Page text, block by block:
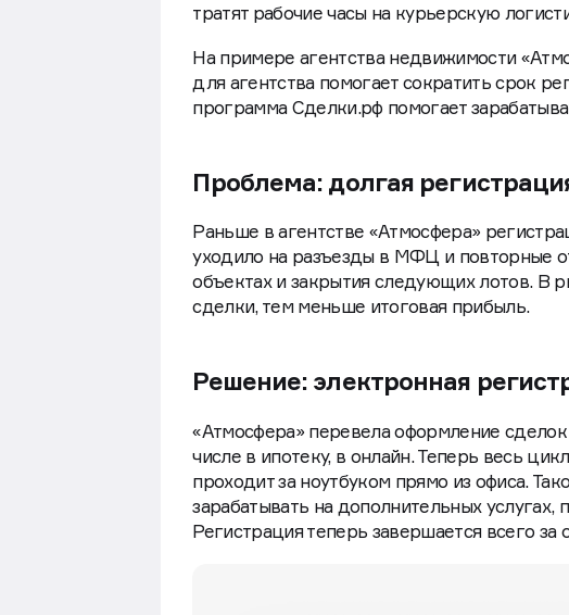
тратят рабочие часы на курьерскую
На примере агентства недвижимости
для агентства помогает сократить срок
программа Сделки.рф помогает
Проблема: долгая
Раньше в агентстве «Атмосфера»
уходило на разъезды в МФЦ и повторные
объектах и закрытия следующих лотов. В
сделки, тем меньше итоговая прибыль.
Решение: электронная
«Атмосфера» перевела оформление
числе в ипотеку, в онлайн. Теперь весь
проходит за ноутбуком прямо из офиса.
зарабатывать на дополнительных
Регистрация теперь завершается всего за